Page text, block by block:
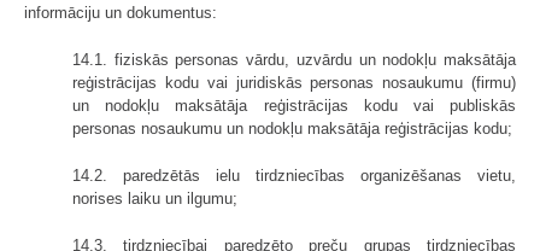
informāciju un dokumentus:
14.1. fiziskās personas vārdu, uzvārdu un nodokļu maksātāja
reģistrācijas kodu vai juridiskās personas nosaukumu (firmu)
un nodokļu maksātāja reģistrācijas kodu vai publiskās
personas nosaukumu un nodokļu maksātāja reģistrācijas kodu;
14.2. paredzētās ielu tirdzniecības organizēšanas vietu,
norises laiku un ilgumu;
14.3. tirdzniecībai paredzēto preču grupas tirdzniecības